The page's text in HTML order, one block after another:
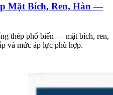
Mặt Bích, Ren, Hàn —
thép phổ biến — mặt bích, ren,
và mức áp lực phù hợp.